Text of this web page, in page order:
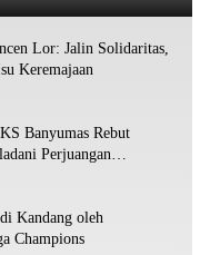
Lor: Jalin Solidaritas,
Keremajaan
Banyumas Rebut
Perjuangan
Kandang oleh
Champions